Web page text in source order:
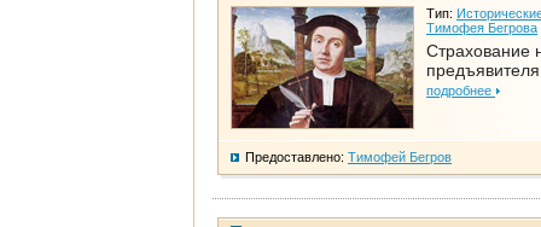
Тип:
Тимофея Бегрова
Страхование
предъявителя
подробнее
Предоставлено: Тимофей Бегров